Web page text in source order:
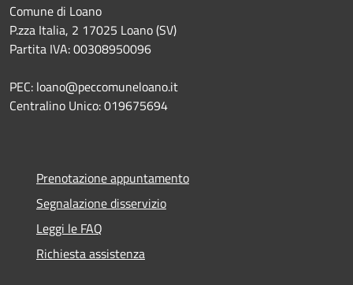
Comune di Loano
P.zza Italia, 2 17025 Loano (SV)
Partita IVA: 00308950096
PEC: loano@peccomuneloano.it
Centralino Unico: 019675694
Prenotazione appuntamento
Segnalazione disservizio
Leggi le FAQ
Richiesta assistenza